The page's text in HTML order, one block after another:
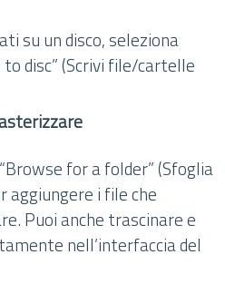
su un disco, seleziona
disc” (Scrivi file/cartelle
for a folder” (Sfoglia
aggiungere i file che
Puoi anche trascinare e
nell’interfaccia del